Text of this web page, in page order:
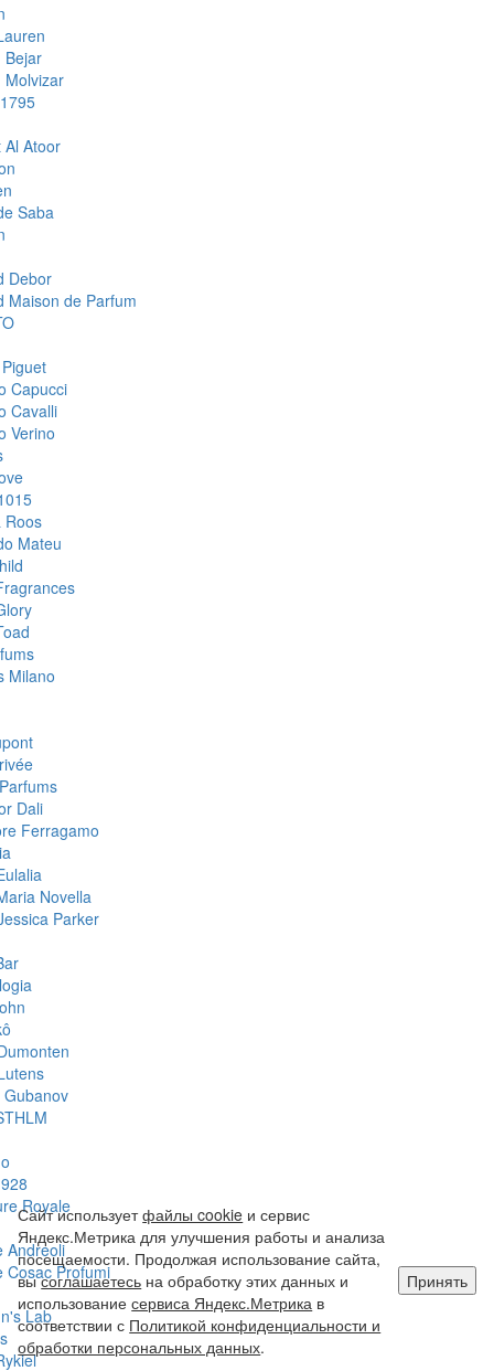
Bejar
Molvizar
Al Atoor
Saba
Debor
Maison de Parfum
Capucci
Cavalli
Verino
Roos
Mateu
Milano
Dali
Ferragamo
Novella
Parker
Royale
Andreoli
Cosac Profumi
Lab
Сайт используетфайлы cookie и сервис
Яндекс.Метрика для улучшения работы и анализа
посещаемости. Продолжая использование сайта,
высоглашаетесь на обработку этих данных и
использованиесервиса Яндекс.Метрика в
соответствии с Политикой конфиденциальности и
обработки персональных данных.
Принять